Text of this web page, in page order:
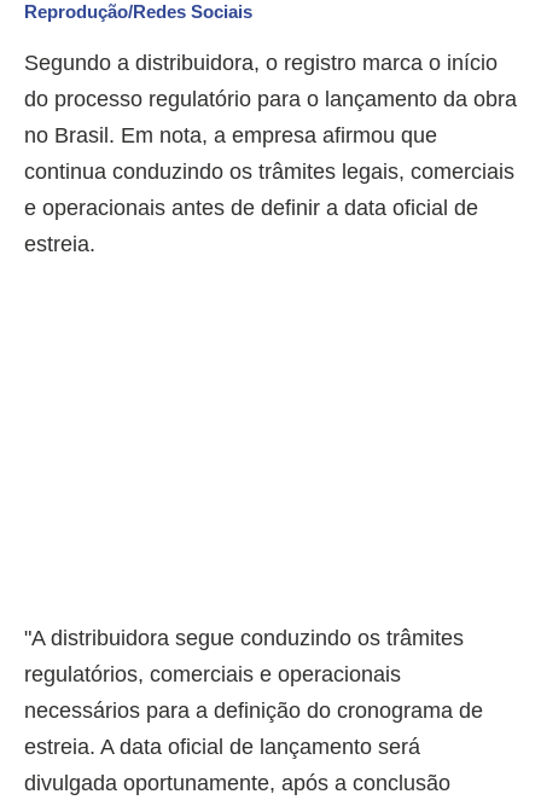
Reprodução/Redes Sociais
Segundo a distribuidora, o registro marca o início
do processo regulatório para o lançamento da obra
no Brasil. Em nota, a empresa afirmou que
continua conduzindo os trâmites legais, comerciais
e operacionais antes de definir a data oficial de
estreia.
"A distribuidora segue conduzindo os trâmites
regulatórios, comerciais e operacionais
necessários para a definição do cronograma de
estreia. A data oficial de lançamento será
divulgada oportunamente, após a conclusão